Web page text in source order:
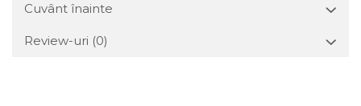
Cuvânt înainte
Review-uri (0)